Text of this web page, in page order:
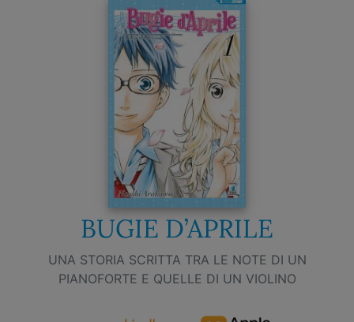
BUGIE D’APRILE
UNA STORIA SCRITTA TRA LE NOTE DI UN
PIANOFORTE E QUELLE DI UN VIOLINO